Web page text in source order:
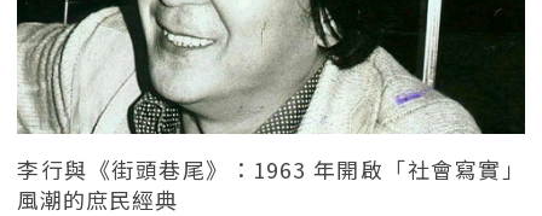
李行與《街頭巷尾》：1963 年開啟「社會寫實」
風潮的庶民經典